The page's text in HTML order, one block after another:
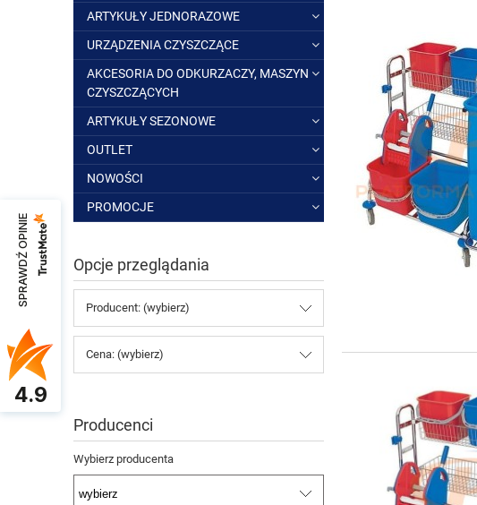
ARTYKUŁY JEDNORAZOWE
URZĄDZENIA CZYSZCZĄCE
AKCESORIA DO ODKURZACZY, MASZYN
CZYSZCZĄCYCH
ARTYKUŁY SEZONOWE
OUTLET
NOWOŚCI
PROMOCJE
Opcje przeglądania
Producent: (wybierz)
Cena: (wybierz)
Producenci
Wybierz producenta
SPRAWDŹ OPINIE
4.9